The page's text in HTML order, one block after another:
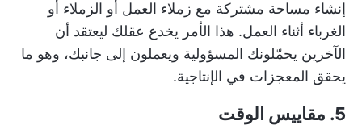
إنشاء مساحة مشتركة مع زملاء العمل أو الزملاء أو
الغرباء أثناء العمل. هذا الأمر يخدع عقلك ليعتقد أن
الآخرين يحمّلونك المسؤولية ويعملون إلى جانبك، وهو ما
يحقق المعجزات في الإنتاجية.
5. مقاييس الوقت